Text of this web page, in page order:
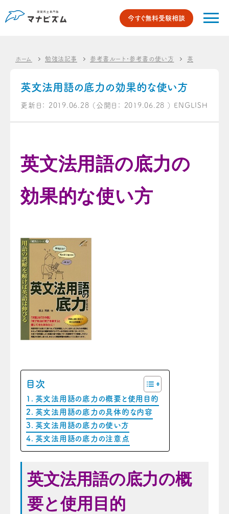
今すぐ無料受験相談
ホーム 勉強法記事 参考書ルート・参考書の使い方 英語のオスス
英文法用語の底力の効果的な使い方
更新日： 2019.06.28 （公開日： 2019.06.28 ） ENGLISH
英文法用語の底力の
効果的な使い方
目次
英文法用語の底力の概要と使用目的
英文法用語の底力の具体的な内容
英文法用語の底力の使い方
英文法用語の底力の注意点
英文法用語の底力の概
要と使用目的